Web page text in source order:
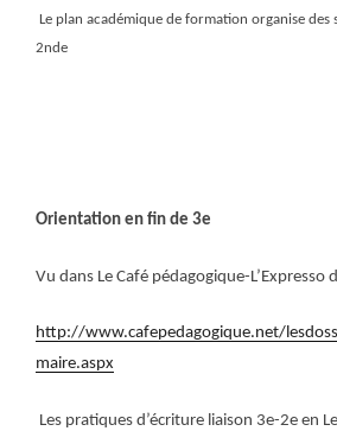
Le plan académique de formation organise des
2nde
Orientation en fin de 3e
Vu dans Le Café pédagogique-L’Expresso
http://www.cafepedagogique.net/
maire.aspx
Les pratiques d’écriture liaison 3e-2e en